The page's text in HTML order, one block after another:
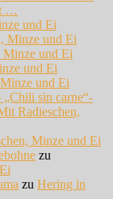
…
und Ei
Minze und Ei
Minze und Ei
und Ei
und Ei
„Chili sin carne“-
Radieschen,
Minze und Ei
zu
zu Hering in